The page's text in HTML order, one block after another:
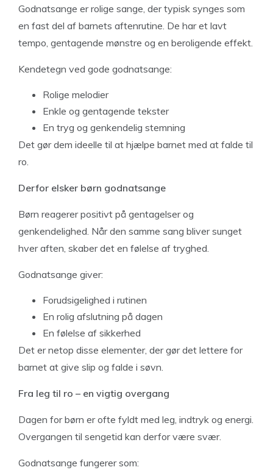
Godnatsange er rolige sange, der typisk synges som
en fast del af barnets aftenrutine. De har et lavt
tempo, gentagende mønstre og en beroligende effekt.
Kendetegn ved gode godnatsange:
Rolige melodier
Enkle og gentagende tekster
En tryg og genkendelig stemning
Det gør dem ideelle til at hjælpe barnet med at falde til
ro.
Derfor elsker børn godnatsange
Børn reagerer positivt på gentagelser og
genkendelighed. Når den samme sang bliver sunget
hver aften, skaber det en følelse af tryghed.
Godnatsange giver:
Forudsigelighed i rutinen
En rolig afslutning på dagen
En følelse af sikkerhed
Det er netop disse elementer, der gør det lettere for
barnet at give slip og falde i søvn.
Fra leg til ro – en vigtig overgang
Dagen for børn er ofte fyldt med leg, indtryk og energi.
Overgangen til sengetid kan derfor være svær.
Godnatsange fungerer som: